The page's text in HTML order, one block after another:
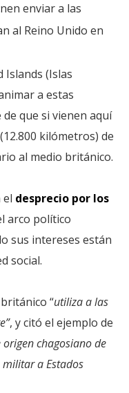
enviar a las
al Reino Unido en
Islands (Islas
a estas
que si vienen aquí
kilómetros) de
al medio británico.
el desprecio por los
arco político
sus intereses están
social.
“utiliza a las
, y citó el ejemplo de
chagosiano de
a Estados